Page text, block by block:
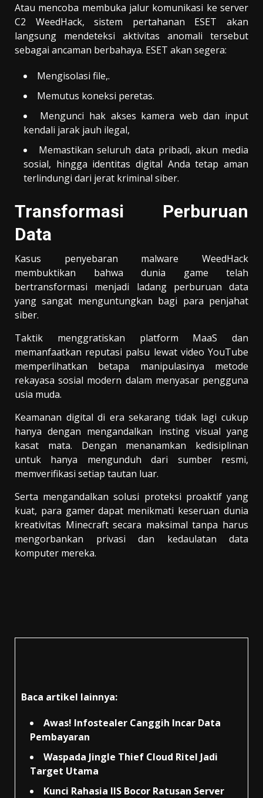
Atau mencoba membuka jalur komunikasi ke server
C2 WeedHack, sistem pertahanan ESET akan
langsung mendeteksi aktivitas anomali tersebut
sebagai ancaman berbahaya. ESET akan segera:
Mengisolasi file,.
Memutus koneksi peretas.
Mengunci hak akses kamera web dan input
kendali jarak jauh ilegal,
Memastikan seluruh data pribadi, akun media
sosial, hingga identitas digital Anda tetap aman
terlindungi dari jerat kriminal siber.
Transformasi Perburuan
Data
Kasus penyebaran malware WeedHack
membuktikan bahwa dunia game telah
bertransformasi menjadi ladang perburuan data
yang sangat menguntungkan bagi para penjahat
siber.
Taktik menggratiskan platform MaaS dan
memanfaatkan reputasi palsu lewat video YouTube
memperlihatkan betapa manipulasinya metode
rekayasa sosial modern dalam menyasar pengguna
usia muda.
Keamanan digital di era sekarang tidak lagi cukup
hanya dengan mengandalkan insting visual yang
kasat mata. Dengan menanamkan kedisiplinan
untuk hanya mengunduh dari sumber resmi,
memverifikasi setiap tautan luar.
Serta mengandalkan solusi proteksi proaktif yang
kuat, para gamer dapat menikmati keseruan dunia
kreativitas Minecraft secara maksimal tanpa harus
mengorbankan privasi dan kedaulatan data
komputer mereka.
Baca artikel lainnya:
Awas! Infostealer Canggih Incar Data
Pembayaran
Waspada Jingle Thief Cloud Ritel Jadi
Target Utama
Kunci Rahasia IIS Bocor Ratusan Server